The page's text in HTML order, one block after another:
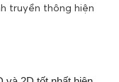
truyền thông hiện